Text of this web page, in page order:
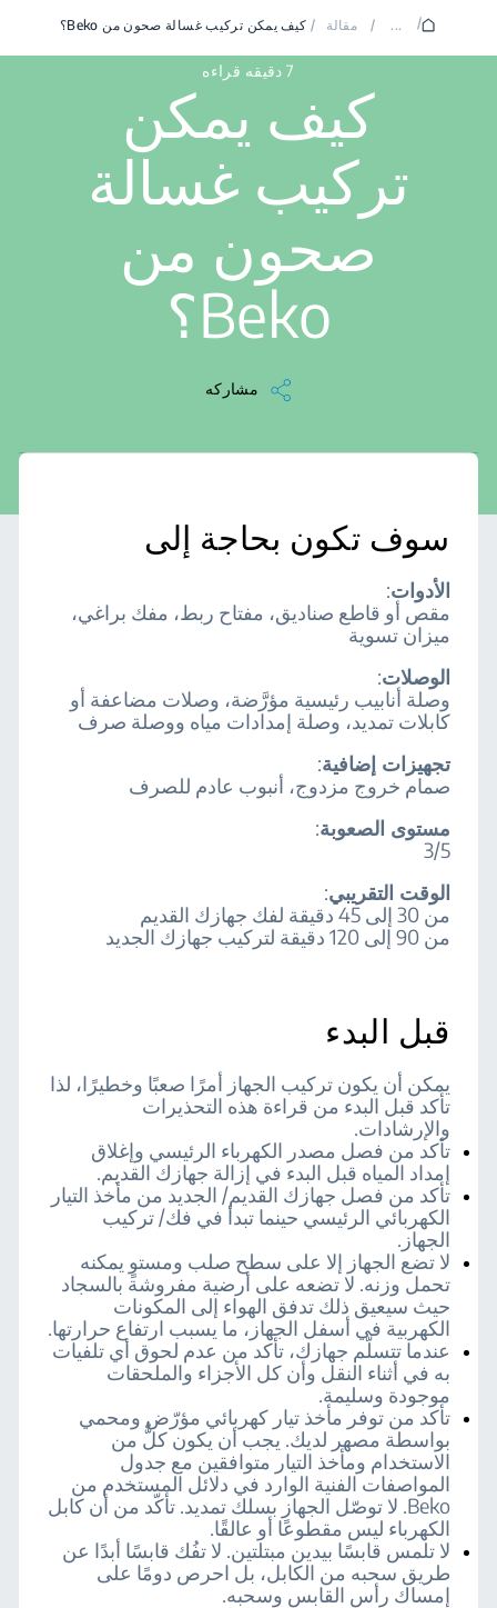
/
...
/ مقالة / كيف يمكن تركيب غسالة صحون من Beko؟
7 دقيقه قراءه
كيف يمكن
تركيب غسالة
صحون من
Beko؟
مشاركه
سوف تكون بحاجة إلى
الأدوات:
مقص أو قاطع صناديق، مفتاح ربط، مفك براغي،
ميزان تسوية
الوصلات:
وصلة أنابيب رئيسية مؤرَّضة، وصلات مضاعفة أو
كابلات تمديد، وصلة إمدادات مياه ووصلة صرف
تجهيزات إضافية:
صمام خروج مزدوج، أنبوب عادم للصرف
مستوى الصعوبة:
3/5
الوقت التقريبي:
من 30 إلى 45 دقيقة لفك جهازك القديم
من 90 إلى 120 دقيقة لتركيب جهازك الجديد
قبل البدء
يمكن أن يكون تركيب الجهاز أمرًا صعبًا وخطيرًا، لذا
تأكد قبل البدء من قراءة هذه التحذيرات
والإرشادات.
تأكد من فصل مصدر الكهرباء الرئيسي وإغلاق
إمداد المياه قبل البدء في إزالة جهازك القديم.
تأكد من فصل جهازك القديم/ الجديد من مأخذ التيار
الكهربائي الرئيسي حينما تبدأ في فك/ تركيب
الجهاز.
لا تضع الجهاز إلا على سطح صلب ومستوٍ يمكنه
تحمل وزنه. لا تضعه على أرضية مفروشة بالسجاد
حيث سيعيق ذلك تدفق الهواء إلى المكونات
الكهربية في أسفل الجهاز، ما يسبب ارتفاع حرارتها.
عندما تتسلّم جهازك، تأكد من عدم لحوق أي تلفيات
به في أثناء النقل وأن كل الأجزاء والملحقات
موجودة وسليمة.
تأكد من توفر مأخذ تيار كهربائي مؤرّض ومحمي
بواسطة مصهر لديك. يجب أن يكون كلٌّ من
الاستخدام ومأخذ التيار متوافقين مع جدول
المواصفات الفنية الوارد في دلائل المستخدم من
Beko. لا توصّل الجهاز بسلك تمديد. تأكّد من أن كابل
الكهرباء ليس مقطوعًا أو عالقًا.
لا تلمس قابسًا بيدين مبتلتين. لا تفُك قابسًا أبدًا عن
طريق سحبه من الكابل، بل احرص دومًا على
إمساك رأس القابس وسحبه.